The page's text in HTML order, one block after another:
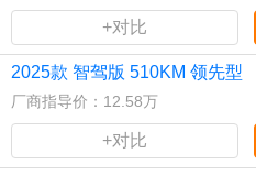
+对比
2025款 智驾版 510KM 领先型
厂商指导价：12.58万
+对比